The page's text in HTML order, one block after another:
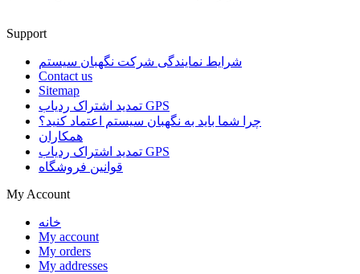
Support
شرایط نمایندگی شرکت نگهبان سیستم
Contact us
Sitemap
تمدید اشتراک ردیاب GPS
چرا شما باید به نگهبان سیستم اعتماد کنید؟
همکاران
تمدید اشتراک ردیاب GPS
قوانین فروشگاه
My Account
خانه
My account
My orders
My addresses